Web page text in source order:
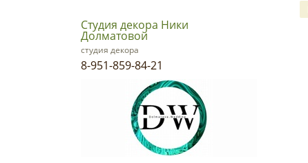
Студия декора Ники
Долматовой
студия декора
8-951-859-84-21